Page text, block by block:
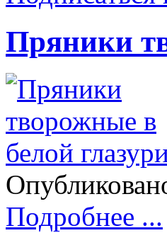
Пряники
Подробнее ...